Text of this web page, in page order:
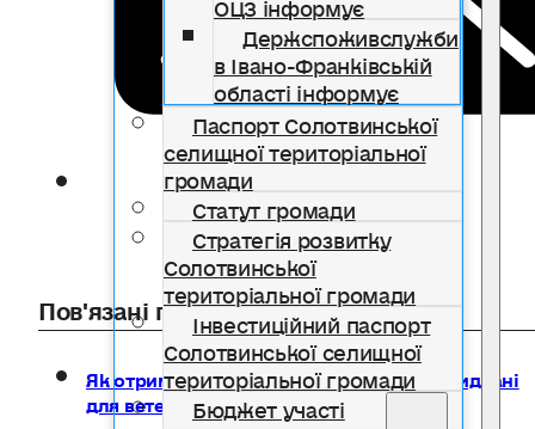
Держспоживслужби
в Івано-Франківській
області інформує
Паспорт Солотвинської
селищної територіальної
громади
Статут громади
Стратегія розвитку
Солотвинської
територіальної громади
Інвестиційний паспорт
Солотвинської селищної
територіальної громади
Бюджет участі
Пов'язані публікації
Як отримати компенсацію за товари, придбані
для ветеранського бізнесу